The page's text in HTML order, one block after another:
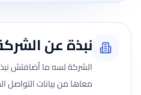
نبذة عن
الشركة لسه ما أضافتش
معاها من بيانات